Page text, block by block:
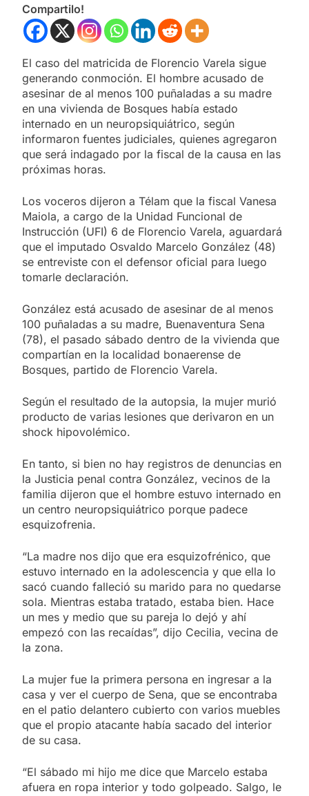
Compartilo!
El caso del matricida de Florencio Varela sigue
generando conmoción. El hombre acusado de
asesinar de al menos 100 puñaladas a su madre
en una vivienda de Bosques había estado
internado en un neuropsiquiátrico, según
informaron fuentes judiciales, quienes agregaron
que será indagado por la fiscal de la causa en las
próximas horas.
Los voceros dijeron a Télam que la fiscal Vanesa
Maiola, a cargo de la Unidad Funcional de
Instrucción (UFI) 6 de Florencio Varela, aguardará
que el imputado Osvaldo Marcelo González (48)
se entreviste con el defensor oficial para luego
tomarle declaración.
González está acusado de asesinar de al menos
100 puñaladas a su madre, Buenaventura Sena
(78), el pasado sábado dentro de la vivienda que
compartían en la localidad bonaerense de
Bosques, partido de Florencio Varela.
Según el resultado de la autopsia, la mujer murió
producto de varias lesiones que derivaron en un
shock hipovolémico.
En tanto, si bien no hay registros de denuncias en
la Justicia penal contra González, vecinos de la
familia dijeron que el hombre estuvo internado en
un centro neuropsiquiátrico porque padece
esquizofrenia.
“La madre nos dijo que era esquizofrénico, que
estuvo internado en la adolescencia y que ella lo
sacó cuando falleció su marido para no quedarse
sola. Mientras estaba tratado, estaba bien. Hace
un mes y medio que su pareja lo dejó y ahí
empezó con las recaídas”, dijo Cecilia, vecina de
la zona.
La mujer fue la primera persona en ingresar a la
casa y ver el cuerpo de Sena, que se encontraba
en el patio delantero cubierto con varios muebles
que el propio atacante había sacado del interior
de su casa.
“El sábado mi hijo me dice que Marcelo estaba
afuera en ropa interior y todo golpeado. Salgo, le